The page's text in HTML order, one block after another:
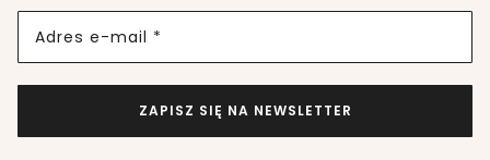
Adres e-mail *
ZAPISZ SIĘ NA NEWSLETTER